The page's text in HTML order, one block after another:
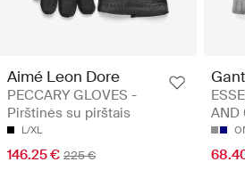
Aimé Leon Dore
PECCARY GLOVES -
Pirštinės su pirštais
L/XL
146.25 € 225 €
Gant
AND